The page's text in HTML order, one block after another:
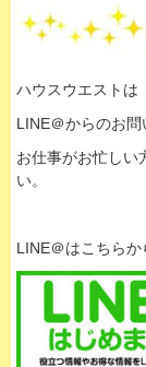
ハウスウエストは
LINE＠からのお
お仕事がお忙しい
い。
LINE＠はこちら